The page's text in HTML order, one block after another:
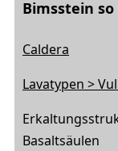
Bimsstein so
Caldera
Lavatypen >
Basaltsäulen